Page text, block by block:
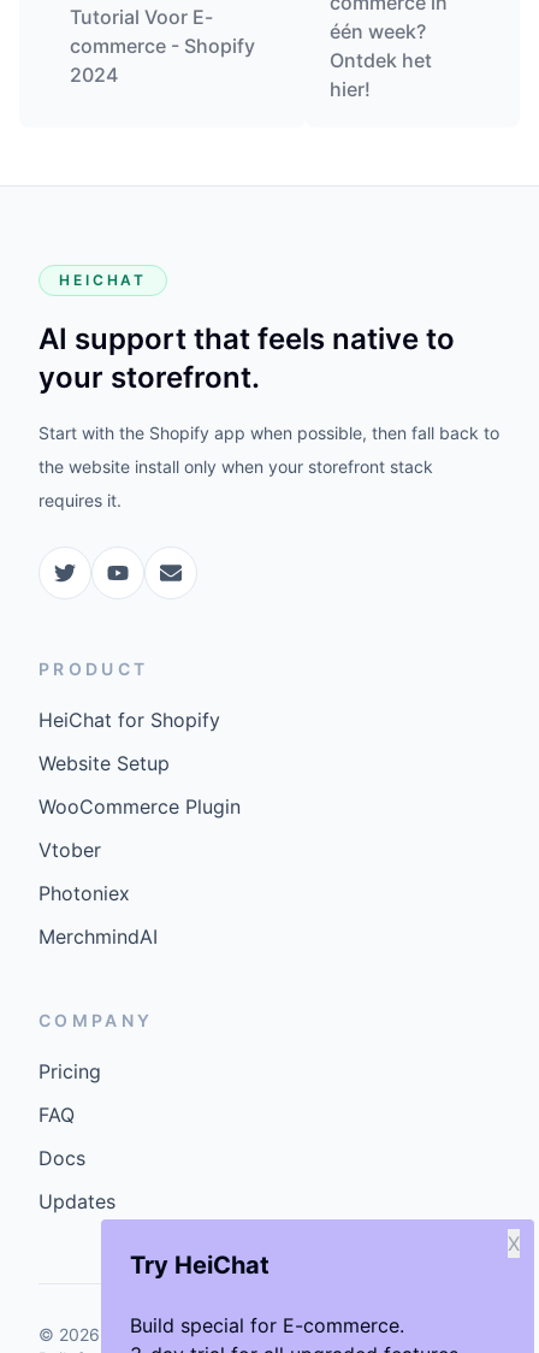
Try HeiChat
Build special for E-commerce.
X
Tutorial Voor E-
commerce - Shopify
2024
één week?
Ontdek het
hier!
HEICHAT
AI support that feels native to
your storefront.
Start with the Shopify app when possible, then fall back to
the website install only when your storefront stack
requires it.
PRODUCT
HeiChat for Shopify
Website Setup
WooCommerce Plugin
Vtober
Photoniex
MerchmindAI
COMPANY
Pricing
FAQ
Docs
Updates
© 2026 GenCybers Inc. All rights reserved.